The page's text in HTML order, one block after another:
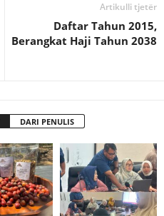
Artikulli tjetër
Daftar Tahun 2015,
Berangkat Haji Tahun 2038
DARI PENULIS